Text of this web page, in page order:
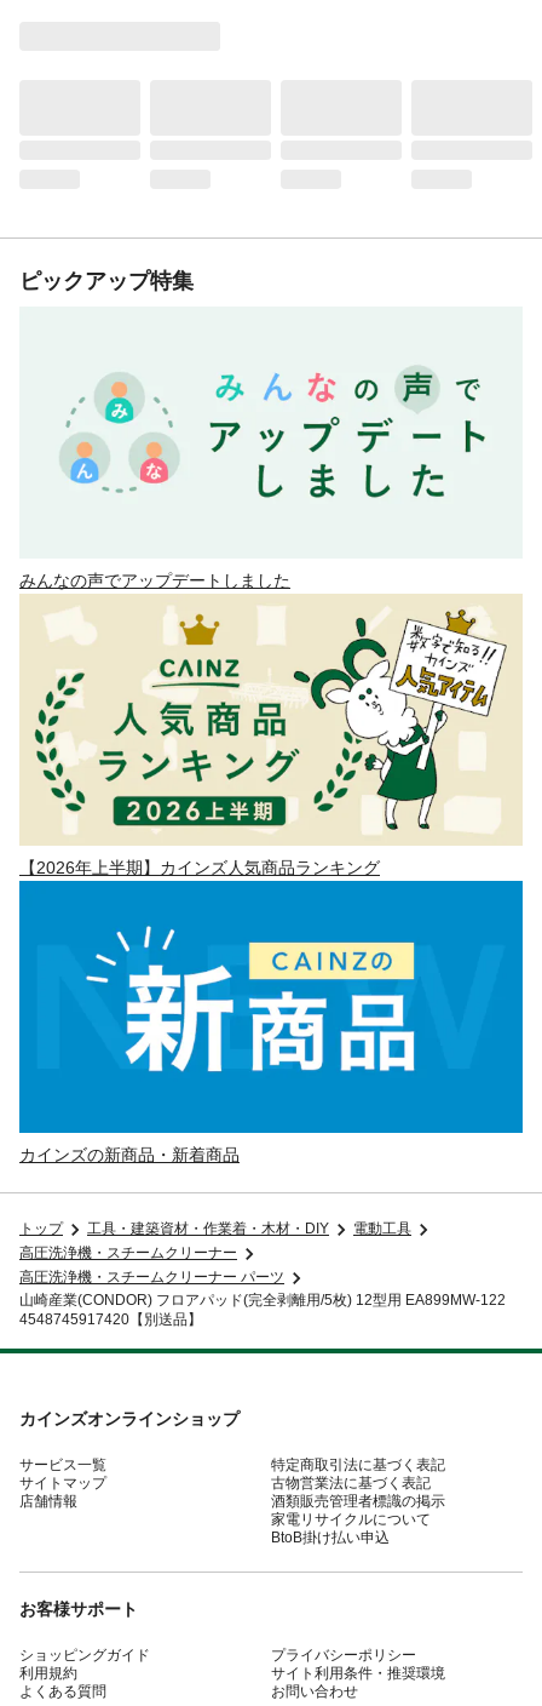
ピックアップ特集
みんなの声でアップデートしました
【2026年上半期】カインズ人気商品ランキング
カインズの新商品・新着商品
トップ 工具・建築資材・作業着・木材・DIY
電動工具
高圧洗浄機・スチームクリーナー
高圧洗浄機・スチームクリーナー パーツ
山崎産業(CONDOR) フロアパッド(完全剥離用/5枚) 12型用 EA899MW-122
4548745917420【別送品】
カインズオンラインショップ
サービス一覧
サイトマップ
店舗情報
特定商取引法に基づく表記
古物営業法に基づく表記
酒類販売管理者標識の掲示
家電リサイクルについて
BtoB掛け払い申込
お客様サポート
ショッピングガイド
利用規約
よくある質問
プライバシーポリシー
サイト利用条件・推奨環境
お問い合わせ